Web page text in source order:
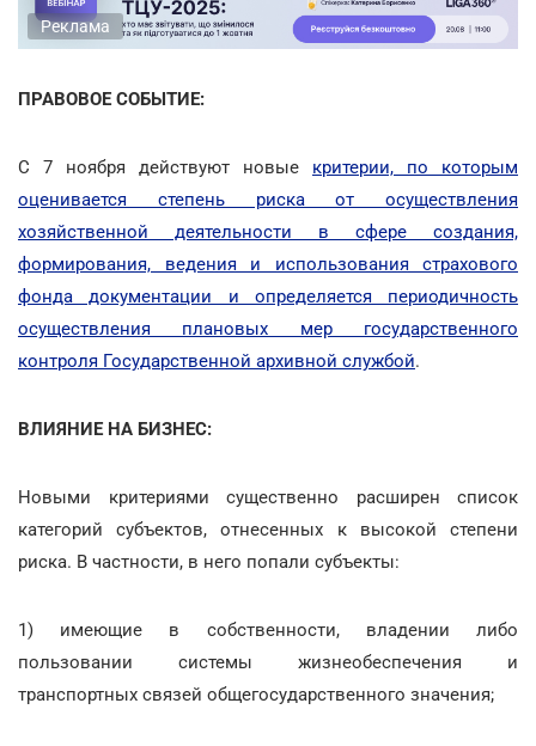
Реклама
ПРАВОВОЕ СОБЫТИЕ:
С 7 ноября действуют новые критерии, по которым
оценивается степень риска от осуществления
хозяйственной деятельности в сфере создания,
формирования, ведения и использования страхового
фонда документации и определяется периодичность
осуществления плановых мер государственного
контроля Государственной архивной службой.
ВЛИЯНИЕ НА БИЗНЕС:
Новыми критериями существенно расширен список
категорий субъектов, отнесенных к высокой степени
риска. В частности, в него попали субъекты:
1) имеющие в собственности, владении либо
пользовании системы жизнеобеспечения и
транспортных связей общегосударственного значения;